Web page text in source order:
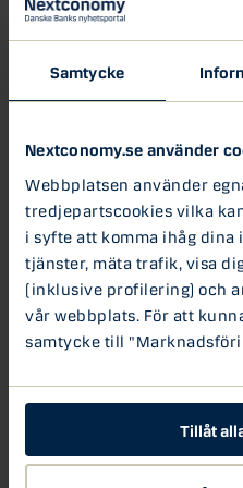
Samtycke
Nextconomy.se använder
Webbplatsen använder
tredjepartscookies vilka
i syfte att komma ihåg
tjänster, mäta trafik, visa
(inklusive profilering) och
vår webbplats. För att
samtycke till
Tillåt
händelser. Detta kan du
Order” och ”Varning.”
Undvik
Sommaren är högsäsong
påminnelser. Det kan
extra ansträngning innan
att eliminera
leverantörer. Du kan till
förväntade räkningarna för
överens med dina
via e-post, vidarebefordra
till de anställda.
Få översikt med din
Med Danske Banks app
på språng. Du kan ladda